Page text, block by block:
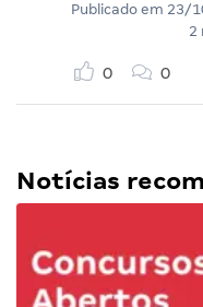
Publicado em 23/
2
0 0
Notícias